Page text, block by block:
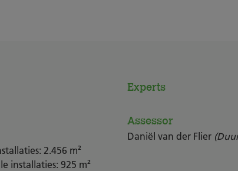
2.456 m²
installaties: 925 m²
Experts
Assessor
Daniël van der Flier